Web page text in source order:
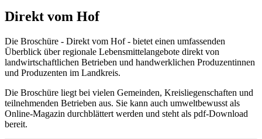
Direkt vom Hof
Die Broschüre - Direkt vom Hof - bietet einen umfassenden
Überblick über regionale Lebensmittelangebote direkt von
landwirtschaftlichen Betrieben und handwerklichen Produzentinnen
und Produzenten im Landkreis.
Die Broschüre liegt bei vielen Gemeinden, Kreisliegenschaften und
teilnehmenden Betrieben aus. Sie kann auch umweltbewusst als
Online-Magazin durchblättert werden und steht als pdf-Download
bereit.